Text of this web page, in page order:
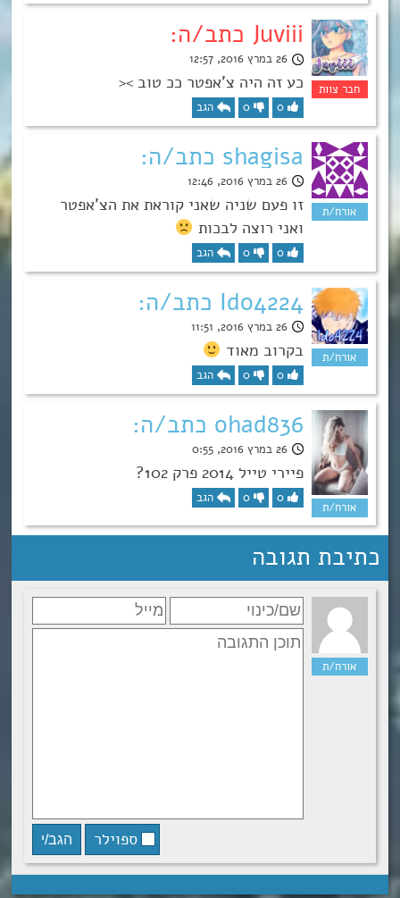
Juviii כתב/ה:
26 במרץ 2016, 12:57
כע זה היה צ’אפטר ככ טוב ><
0
0 הגב
shagisa כתב/ה:
26 במרץ 2016, 12:46
זו פעם שניה שאני קוראת את הצ’אפטר
ואני רוצה לבכות
0
0 הגב
Ido4224 כתב/ה:
26 במרץ 2016, 11:51
בקרוב מאוד
0
0 הגב
ohad836 כתב/ה:
26 במרץ 2016, 0:55
פיירי טייל 2014 פרק 102?
0
0 הגב
כתיבת תגובה
ספוילר